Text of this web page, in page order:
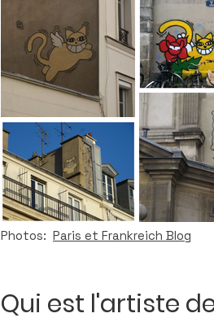
Photos: Paris et Frankreich Blog
Qui est l'artiste